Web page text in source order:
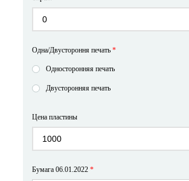
Одна/Двустороння печать *
Односторонняя печать
Двусторонняя печать
Цена пластины
Бумага 06.01.2022 *